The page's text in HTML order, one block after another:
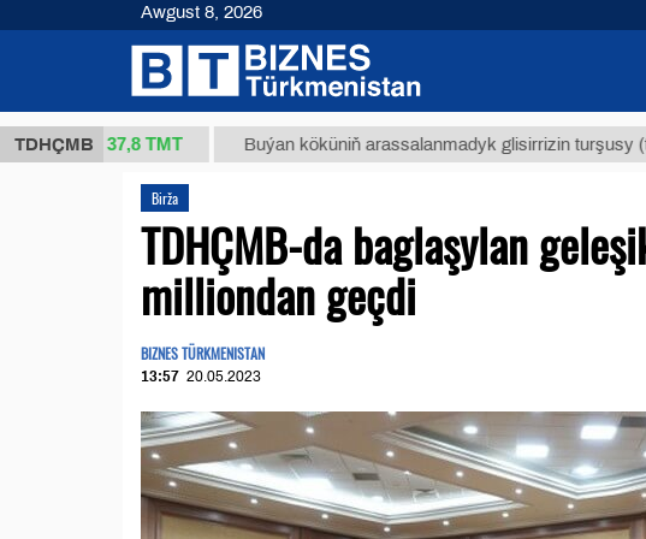
TDHÇMB
37,8 ТМТ Buýan köküniň arassalanmadyk glisirrizin turşusy (t.)
Birža
TDHÇMB-da baglaşylan
milliondan geçdi
BIZNES TÜRKMENISTAN
13:57 20.05.2023
Awgust 8, 2026